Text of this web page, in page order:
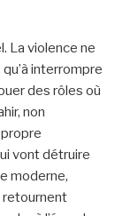
La violence ne
interrompre
des rôles où
non
vont détruire
moderne,
retournent